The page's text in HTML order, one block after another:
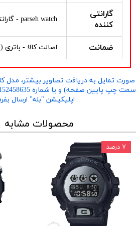
گارانتی
کننده
parseh watch - گارانتی بین المللی
ضمانت اصالت کالا -
تمایل به دریافت تصاویر بیشتر، مدل
اپلیکیشن "بله" ارسال
محصولات مشابه
۷ درصد